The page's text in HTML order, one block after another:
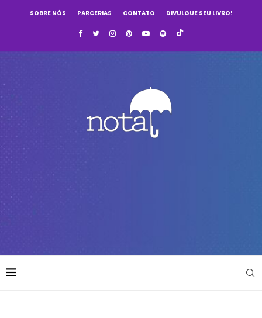
SOBRE NÓS PARCERIAS CONTATO DIVULGUE SEU LIVRO!